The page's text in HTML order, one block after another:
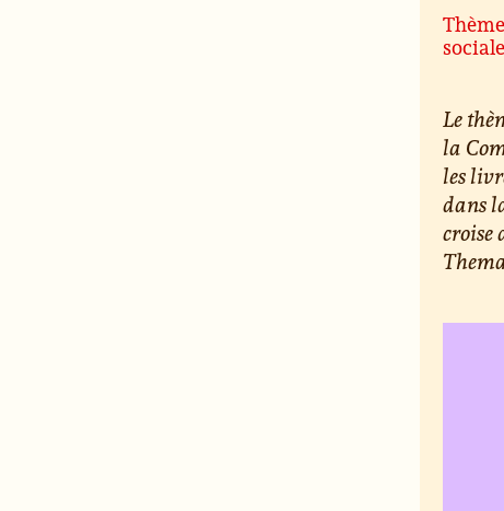
Le
la
les
dans
croise